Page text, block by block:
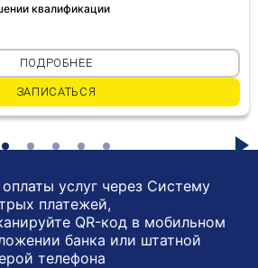
квалификации
ПОДРОБНЕЕ
ЗАПИСАТЬСЯ
услуг через Систему
платежей,
QR-код в мобильном
банка или штатной
телефона